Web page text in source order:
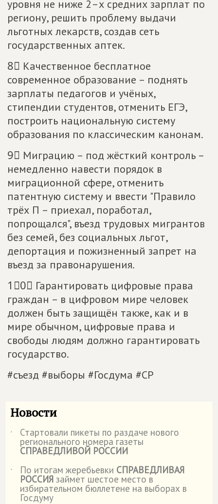
уровня не ниже 2–х средних зарплат по
региону, решить проблему выдачи
льготных лекарств, создав сеть
государственных аптек.
8⃣ Качественное бесплатное
современное образование – поднять
зарплаты педагогов и учёных,
стипендии студентов, отменить ЕГЭ,
построить национальную систему
образования по классическим канонам.
9⃣ Миграцию – под жёсткий контроль –
немедленно навести порядок в
миграционной сфере, отменить
патентную систему и ввести "Правило
трёх П – приехал, поработал,
попрощался", въезд трудовых мигрантов
без семей, без социальных льгот,
депортация и пожизненный запрет на
въезд за правонарушения.
1⃣0⃣ Гарантировать цифровые права
граждан – в цифровом мире человек
должен быть защищён также, как и в
мире обычном, цифровые права и
свободы людям должно гарантировать
государство.
#съезд #выборы #Госдума #СР
Новости
˙ Стартовали пикеты по раздаче нового
регионального номера газеты
СПРАВЕДЛИВОЙ РОССИИ
˙
По итогам жеребьевки СПРАВЕДЛИВАЯ
РОССИЯ займет шестое место в
избирательном бюллетене на выборах в
Госдуму